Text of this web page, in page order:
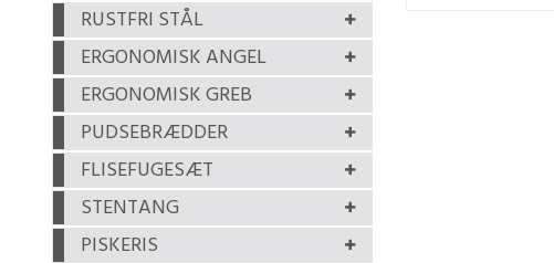
RUSTFRI STÅL
ERGONOMISK ANGEL
ERGONOMISK GREB
PUDSEBRÆDDER
FLISEFUGESÆT
STENTANG
PISKERIS